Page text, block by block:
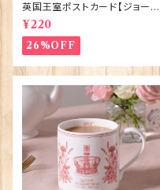
英国王室ポストカード【ジョージ
王子ご誕生】Pageantry Post
card 90183-JEF100
¥220
26%OFF